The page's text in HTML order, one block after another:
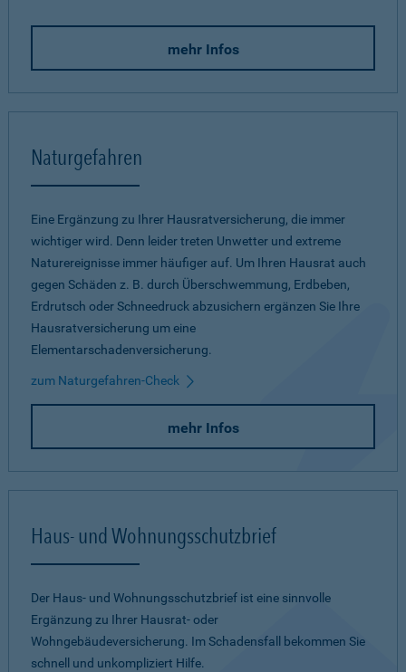
mehr Infos
Naturgefahren
Eine Ergänzung zu Ihrer Hausratversicherung, die immer
wichtiger wird. Denn leider treten Unwetter und extreme
Naturereignisse immer häufiger auf. Um Ihren Hausrat auch
gegen Schäden z. B. durch Überschwemmung, Erdbeben,
Erdrutsch oder Schneedruck abzusichern ergänzen Sie Ihre
Hausratversicherung um eine
Elementarschadenversicherung.
zum Naturgefahren-Check
mehr Infos
Haus- und Wohnungsschutzbrief
Der Haus- und Wohnungsschutzbrief ist eine sinnvolle
Ergänzung zu Ihrer Hausrat- oder
Wohngebäudeversicherung. Im Schadensfall bekommen Sie
schnell und unkompliziert Hilfe.